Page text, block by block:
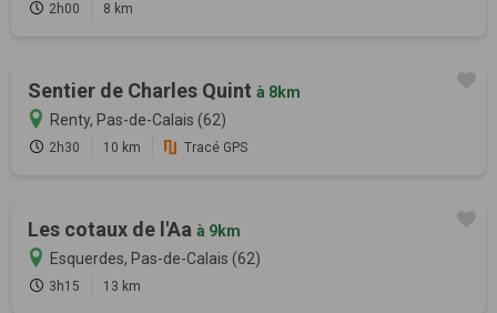
2h00 8 km
Sentier de Charles Quint à 8km
Renty, Pas-de-Calais (62)
2h30 10 km Tracé GPS
Les cotaux de l'Aa à 9km
Esquerdes, Pas-de-Calais (62)
3h15 13 km